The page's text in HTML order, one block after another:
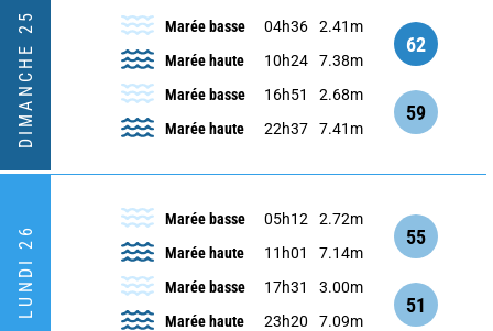
DIMANCHE 25 Marée basse 04h36
2.41m
Marée haute
10h24 7.38m
62
Marée basse 16h51
2.68m
Marée haute
22h37 7.41m
59
LUNDI 26
Marée basse 05h12
2.72m
Marée haute
11h01 7.14m
55
Marée basse 17h31
3.00m
Marée haute
23h20 7.09m
51